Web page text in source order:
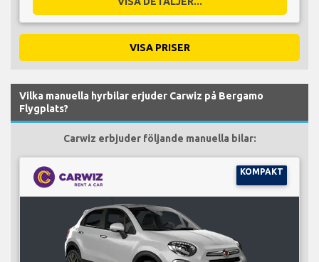
VISA PRISER
Vilka manuella hyrbilar erjuder Carwiz på Bergamo
Flygplats?
Carwiz erbjuder följande manuella bilar:
KOMPAKT